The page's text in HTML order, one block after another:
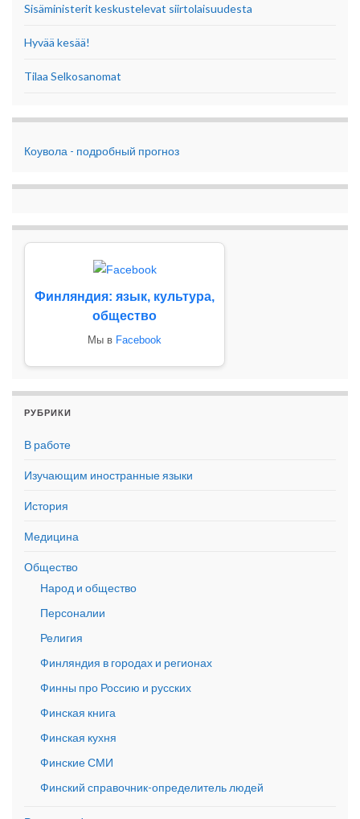
Sisäministerit keskustelevat siirtolaisuudesta
Hyvää kesää!
Tilaa Selkosanomat
Коувола - подробный прогноз
Финляндия: язык, культура,
общество
Мы в Facebook
РУБРИКИ
В работе
Изучающим иностранные языки
История
Медицина
Общество
Народ и общество
Персоналии
Религия
Финляндия в городах и регионах
Финны про Россию и русских
Финская книга
Финская кухня
Финские СМИ
Финский справочник-определитель людей